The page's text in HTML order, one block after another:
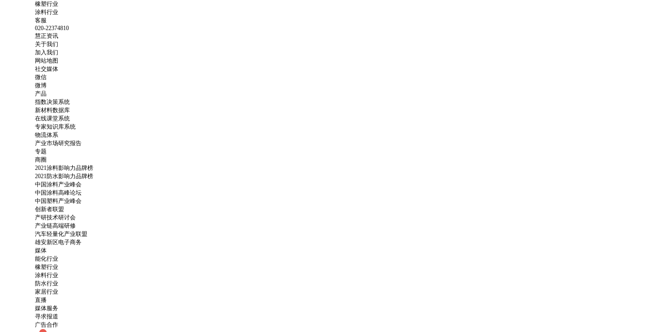
橡塑行业
涂料行业
客服
020-22374810
慧正资讯
关于我们
加入我们
网站地图
社交媒体
微信
微博
产品
指数决策系统
新材料数据库
在线课堂系统
专家知识库系统
物流体系
产业市场研究报告
专题
商圈
2021涂料影响力品牌榜
2021防水影响力品牌榜
中国涂料产业峰会
中国涂料高峰论坛
中国塑料产业峰会
创新者联盟
产研技术研讨会
产业链高端研修
汽车轻量化产业联盟
雄安新区电子商务
媒体
能化行业
橡塑行业
涂料行业
防水行业
家居行业
直播
媒体服务
寻求报道
广告合作